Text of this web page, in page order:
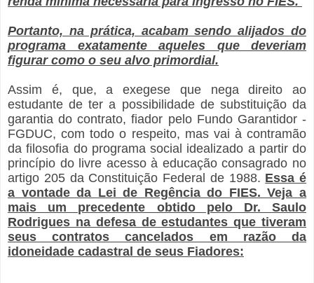
Portanto, na prática, acabam sendo alijados do
programa exatamente aqueles que deveriam
figurar como o seu alvo primordial.
Assim é, que, a exegese que nega direito ao
estudante de ter a possibilidade de substituição da
garantia do contrato, fiador pelo Fundo Garantidor -
FGDUC, com todo o respeito, mas vai à contramão
da filosofia do programa social idealizado a partir do
princípio do livre acesso à educação consagrado no
artigo 205 da Constituição Federal de 1988. Essa é
a vontade da Lei de Regência do FIES. Veja a
mais um precedente obtido pelo Dr. Saulo
Rodrigues na defesa de estudantes que tiveram
seus contratos cancelados em razão da
idoneidade cadastral de seus Fiadores: